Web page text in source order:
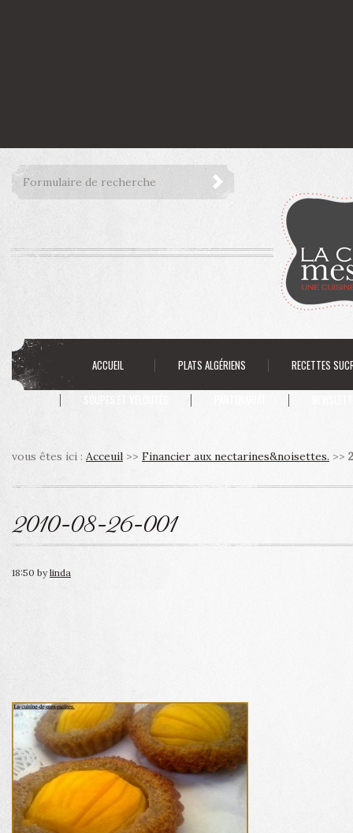
ACCUEIL PLATS ALGÉRIENS RECETTES
vous êtes ici : Acceuil >> Financier aux nectarines&noisettes. >>
2010-08-26-001
18:50 bylinda